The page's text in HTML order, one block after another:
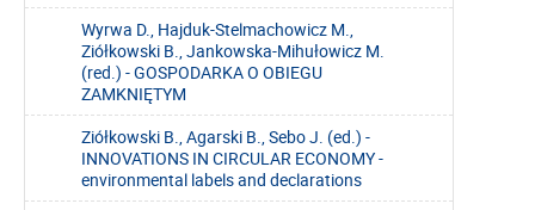
Wyrwa D., Hajduk-Stelmachowicz M.,
Ziółkowski B., Jankowska-Mihułowicz M.
(red.) - GOSPODARKA O OBIEGU
ZAMKNIĘTYM
Ziółkowski B., Agarski B., Sebo J. (ed.) -
INNOVATIONS IN CIRCULAR ECONOMY -
environmental labels and declarations